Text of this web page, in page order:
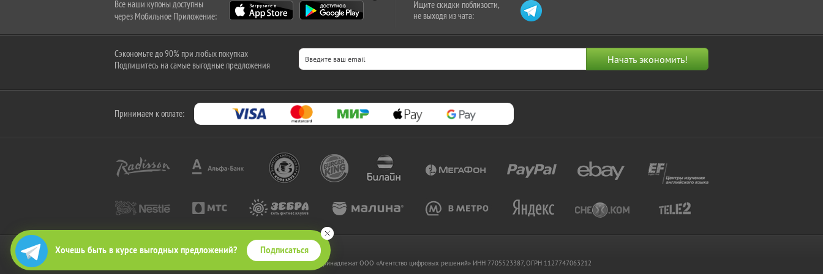
Хочешь быть в курсе выгодных предложений? Подписаться
Все наши купоны доступны
через Мобильное Приложение:
Ищите скидки поблизости,
не выходя из чата:
Сэкономьте до 90% при любых покупках
Подпишитесь на самые выгодные предложения
Принимаем к оплате:
2010-2026 © КупиКупон. Все права защищены.
Все права на товарный знак "КупиКупон" и на сайт www.kupikupon.ru принадлежат OOO «Агентство цифровых решений» ИНН 7705523387, ОГРН 1127747063212